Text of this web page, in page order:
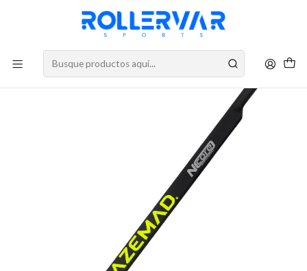
DESPACHOS A TODO CHILE